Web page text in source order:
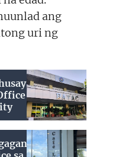
ang
uri ng